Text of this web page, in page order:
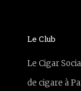
Le Club
Le Cigar
de cigare à